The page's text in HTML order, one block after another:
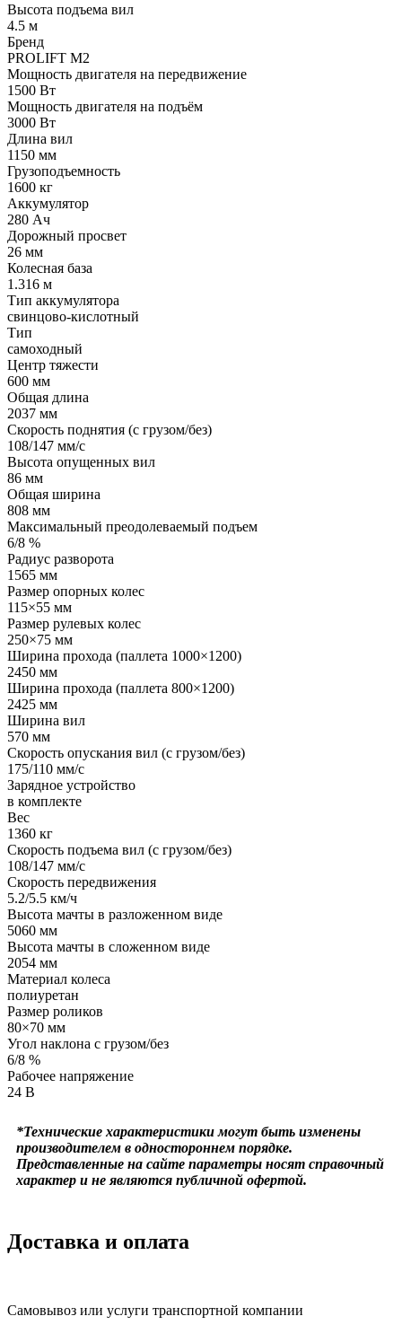
Высота подъема вил
4.5 м
Бренд
PROLIFT M2
Мощность двигателя на передвижение
1500 Вт
Мощность двигателя на подъём
3000 Вт
Длина вил
1150 мм
Грузоподъемность
1600 кг
Аккумулятор
280 Ач
Дорожный просвет
26 мм
Колесная база
1.316 м
Тип аккумулятора
свинцово-кислотный
Тип
самоходный
Центр тяжести
600 мм
Общая длина
2037 мм
Скорость поднятия (с грузом/без)
108/147 мм/с
Высота опущенных вил
86 мм
Общая ширина
808 мм
Максимальный преодолеваемый подъем
6/8 %
Радиус разворота
1565 мм
Размер опорных колес
115×55 мм
Размер рулевых колес
250×75 мм
Ширина прохода (паллета 1000×1200)
2450 мм
Ширина прохода (паллета 800×1200)
2425 мм
Ширина вил
570 мм
Скорость опускания вил (с грузом/без)
175/110 мм/с
Зарядное устройство
в комплекте
Вес
1360 кг
Скорость подъема вил (с грузом/без)
108/147 мм/с
Скорость передвижения
5.2/5.5 км/ч
Высота мачты в разложенном виде
5060 мм
Высота мачты в сложенном виде
2054 мм
Материал колеса
полиуретан
Размер роликов
80×70 мм
Угол наклона с грузом/без
6/8 %
Рабочее напряжение
24 В
*Технические характеристики могут быть изменены
производителем в одностороннем порядке.
Представленные на сайте параметры носят справочный
характер и не являются публичной офертой.
Доставка и оплата
Самовывоз или услуги транспортной компании